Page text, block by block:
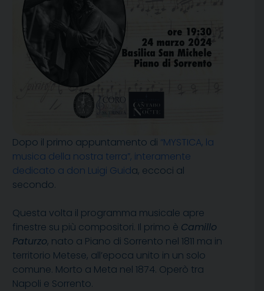
Dopo il primo appuntamento di “MYSTICA, la
musica della nostra terra”, interamente
dedicato a don Luigi Guida, eccoci al
secondo.
Questa volta il programma musicale apre
finestre su più compositori. Il primo è Camillo
Paturzo, nato a Piano di Sorrento nel 1811 ma in
territorio Metese, all’epoca unito in un solo
comune. Morto a Meta nel 1874. Operò tra
Napoli e Sorrento.